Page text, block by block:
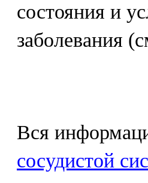
состояния и
заболевания
Вся
сосудистой